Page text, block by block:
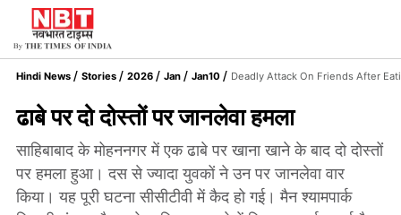
Hindi News Stories 2026 Jan Jan10 Deadly Attack On Friends After
ढाबे पर दो दोस्तों पर जानलेवा हमला
साहिबाबाद के मोहननगर में एक ढाबे पर खाना खाने के बाद दो दोस्तों
पर हमला हुआ। दस से ज्यादा युवकों ने उन पर जानलेवा वार
किया। यह पूरी घटना सीसीटीवी में कैद हो गई। मैन श्यामपार्क